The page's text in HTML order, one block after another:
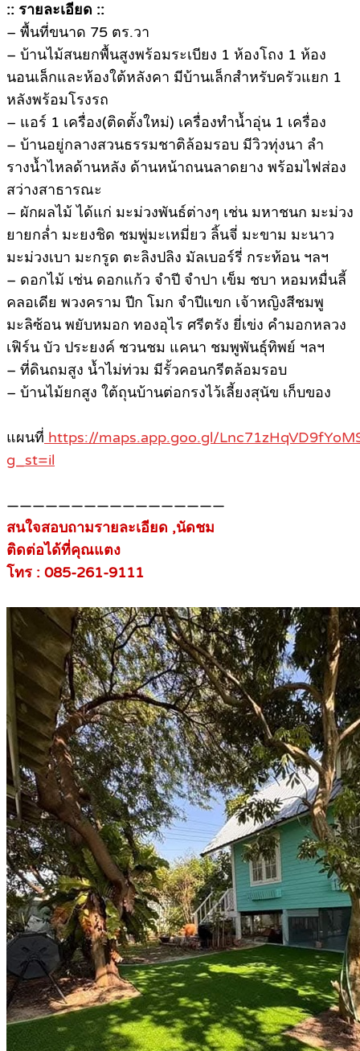
:: รายละเอียด ::
– พื้นที่ขนาด 75 ตร.วา
– บ้านไม้สนยกพื้นสูงพร้อมระเบียง 1 ห้องโถง 1 ห้อง
นอนเล็กและห้องใต้หลังคา มีบ้านเล็กสำหรับครัวแยก 1
หลังพร้อมโรงรถ
– แอร์ 1 เครื่อง(ติดตั้งใหม่) เครื่องทำน้ำอุ่น 1 เครื่อง
– บ้านอยู่กลางสวนธรรมชาติล้อมรอบ มีวิวทุ่งนา ลำ
รางน้ำไหลด้านหลัง ด้านหน้าถนนลาดยาง พร้อมไฟส่อง
สว่างสาธารณะ
– ผักผลไม้ ได้แก่ มะม่วงพันธ์ต่างๆ เช่น มหาชนก มะม่วง
ยายกล่ำ มะยงชิด ชมพู่มะเหมี่ยว ลิ้นจี่ มะขาม มะนาว
มะม่วงเบา มะกรูด ตะลิงปลิง มัลเบอร์รี่ กระท้อน ฯลฯ
– ดอกไม้ เช่น ดอกแก้ว จำปี จำปา เข็ม ชบา หอมหมื่นลี้
คลอเดีย พวงคราม ปีก โมก จำปีแขก เจ้าหญิงสีชมพู
มะลิซ้อน พยับหมอก ทองอุไร ศรีตรัง ยี่เข่ง คำมอกหลวง
เฟิร์น บัว ประยงค์ ชวนชม แคนา ชมพูพันธุ์ทิพย์ ฯลฯ
– ที่ดินถมสูง น้ำไม่ท่วม มีรั้วคอนกรีตล้อมรอบ
– บ้านไม้ยกสูง ใต้ถุนบ้านต่อกรงไว้เลี้ยงสุนัข เก็บของ
แผนที่ https://maps.app.goo.gl/
g_st=il
—————————————————
สนใจสอบถามรายละเอียด ,นัดชม
ติดต่อได้ที่คุณแตง
โทร : 085-261-9111